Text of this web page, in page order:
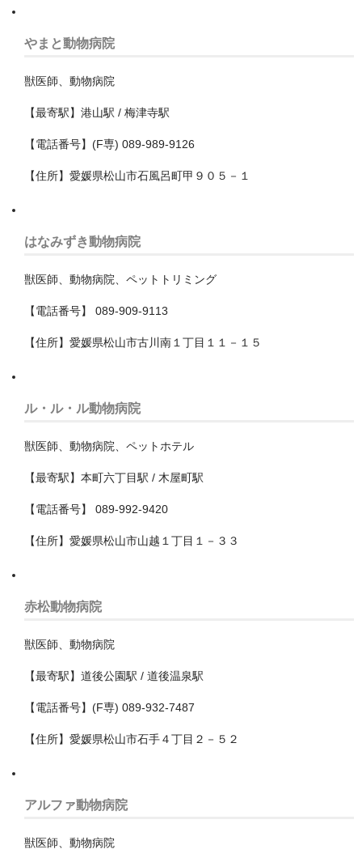
港区
緑区
名古屋市以外
岡崎市
日進市
春日井市
豊川市
豊橋市
豊田市
新潟県
東京都
三鷹市
世田谷区
やまと動物病院
獣医師、動物病院
【最寄駅】港山駅 / 梅津寺駅
【電話番号】(F専) 089-989-9126
【住所】愛媛県松山市石風呂町甲９０５－１
はなみずき動物病院
獣医師、動物病院、ペットトリミング
【電話番号】 089-909-9113
【住所】愛媛県松山市古川南１丁目１１－１５
ル・ル・ル動物病院
獣医師、動物病院、ペットホテル
【最寄駅】本町六丁目駅 / 木屋町駅
【電話番号】 089-992-9420
【住所】愛媛県松山市山越１丁目１－３３
赤松動物病院
獣医師、動物病院
【最寄駅】道後公園駅 / 道後温泉駅
【電話番号】(F専) 089-932-7487
【住所】愛媛県松山市石手４丁目２－５２
アルファ動物病院
獣医師、動物病院